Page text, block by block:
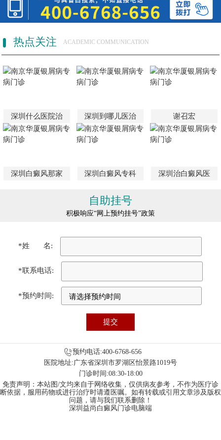
热点关注 ACADEMIC COMMUNICATION
深圳什么医院治 深圳到哪儿医治 谢召宏
深圳白癜风那家 深圳白癜风专科 深圳治白癜风医
自助挂号
积极响应“网上预约挂号”政策
*姓 名:
*联系电话:
*预约时间:
预约电话:400-6768-656
医院地址:广东省深圳市罗湖区怡景路1019号
门诊时间:08:30-18:00
免责声明：本站图/文均来自于网络收集，仅供病友参考，不作为医疗诊
断依据，服用药物或进行治疗时请遵医嘱。如有转载或引用文章涉及版权
问题，请与我们联系删除！
深圳益尚白癜风门诊电脑端